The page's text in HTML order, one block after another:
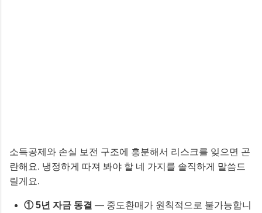
소득공제와 손실 보전 구조에 흥분해서 리스크를 잊으면 곤
란해요. 냉정하게 따져 봐야 할 네 가지를 솔직하게 말씀드
릴게요.
① 5년 자금 동결 — 중도환매가 원칙적으로 불가능합니